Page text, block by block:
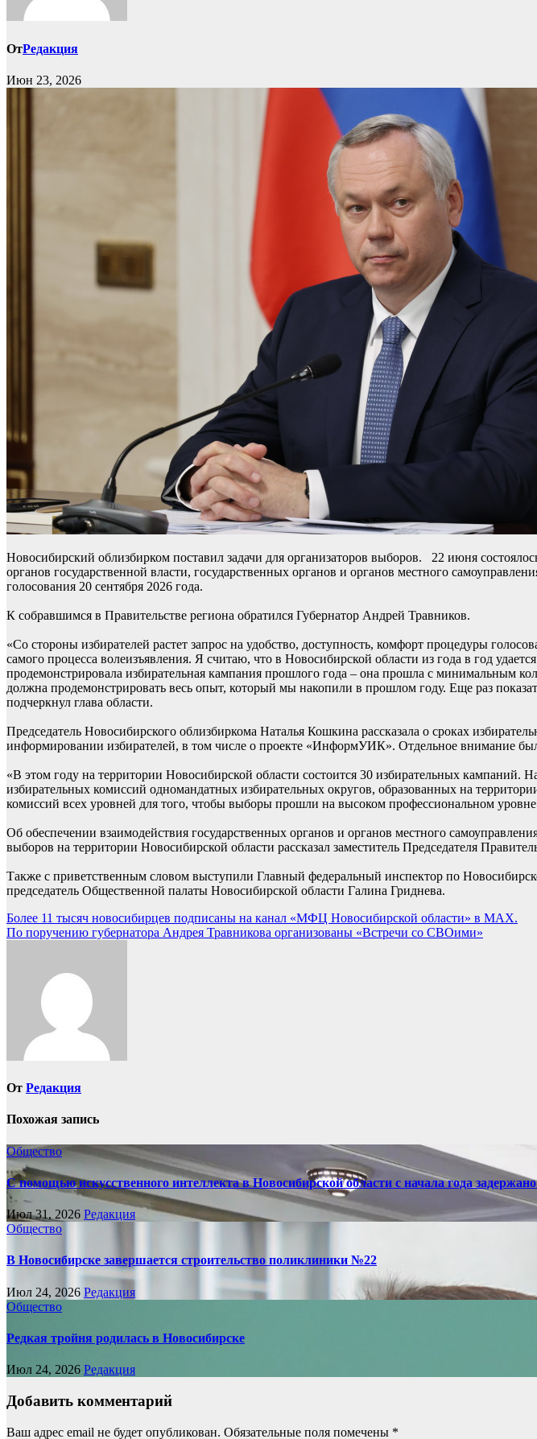
ОтРедакция
Июн 23, 2026
Новосибирский облизбирком поставил задачи для организаторов выборов. 22 июня
органов государственной власти, государственных органов и органов местного
голосования 20 сентября 2026 года.
К собравшимся в Правительстве региона обратился Губернатор Андрей Травников.
«Со стороны избирателей растет запрос на удобство, доступность, комфорт процедуры
самого процесса волеизъявления. Я считаю, что в Новосибирской области из года в год
продемонстрировала избирательная кампания прошлого года – она прошла с минимальным
должна продемонстрировать весь опыт, который мы накопили в прошлом году. Еще раз
подчеркнул глава области.
Председатель Новосибирского облизбиркома Наталья Кошкина рассказала о сроках
информировании избирателей, в том числе о проекте «ИнформУИК». Отдельное внимание
«В этом году на территории Новосибирской области состоится 30 избирательных
избирательных комиссий одномандатных избирательных округов, образованных на
комиссий всех уровней для того, чтобы выборы прошли на высоком профессиональном
Об обеспечении взаимодействия государственных органов и органов местного
выборов на территории Новосибирской области рассказал заместитель Председателя
Также с приветственным словом выступили Главный федеральный инспектор по
председатель Общественной палаты Новосибирской области Галина Гриднева.
Навигация
по
Более 11 тысяч новосибирцев подписаны на канал «МФЦ Новосибирской области» в МАХ.
По поручению губернатора Андрея Травникова организованы «Встречи со СВОими»
От Редакция
Похожая запись
Общество
С помощью искусственного интеллекта в Новосибирской области с начала года
Июл 31, 2026 Редакция
Общество
В Новосибирске завершается строительство поликлиники №22
Июл 24, 2026 Редакция
Общество
Редкая тройня родилась в Новосибирске
Июл 24, 2026 Редакция
Добавить комментарий
Ваш адрес email не будет опубликован. Обязательные поля помечены *